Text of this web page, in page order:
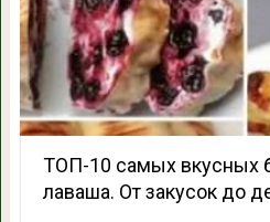
ТОП-10 самых вкусных
лаваша. От закусок до